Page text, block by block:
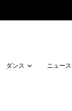
ダンス ニュース